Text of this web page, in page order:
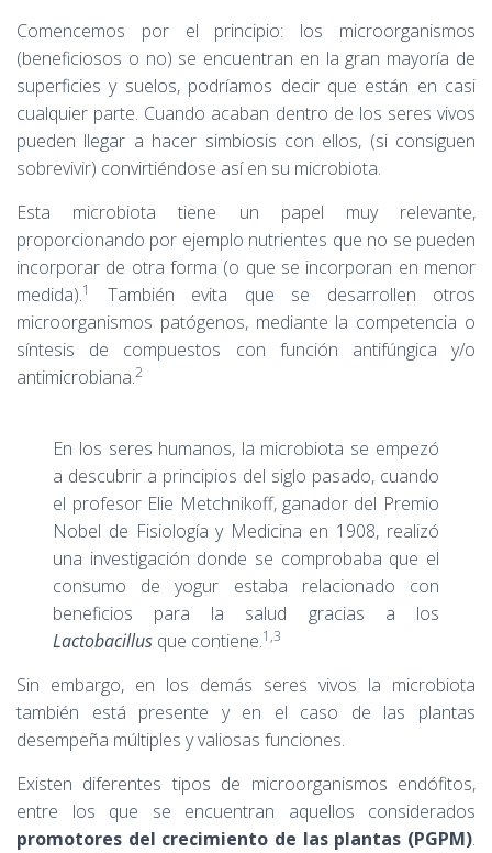
Comencemos por el principio: los microorganismos
(beneficiosos o no) se encuentran en la gran mayoría de
superficies y suelos, podríamos decir que están en casi
cualquier parte. Cuando acaban dentro de los seres vivos
pueden llegar a hacer simbiosis con ellos, (si consiguen
sobrevivir) convirtiéndose así en su microbiota.
Esta microbiota tiene un papel muy relevante,
proporcionando por ejemplo nutrientes que no se pueden
incorporar de otra forma (o que se incorporan en menor
medida).1
También evita que se desarrollen otros
microorganismos patógenos, mediante la competencia o
síntesis de compuestos con función antifúngica y/o
antimicrobiana.2
En los seres humanos, la microbiota se empezó
a descubrir a principios del siglo pasado, cuando
el profesor Elie Metchnikoff, ganador del Premio
Nobel de Fisiología y Medicina en 1908, realizó
una investigación donde se comprobaba que el
consumo de yogur estaba relacionado con
beneficios para la salud gracias a los
Lactobacillus que contiene.1,3
Sin embargo, en los demás seres vivos la microbiota
también está presente y en el caso de las plantas
desempeña múltiples y valiosas funciones.
Existen diferentes tipos de microorganismos endófitos,
entre los que se encuentran aquellos considerados
promotores del crecimiento de las plantas (PGPM).